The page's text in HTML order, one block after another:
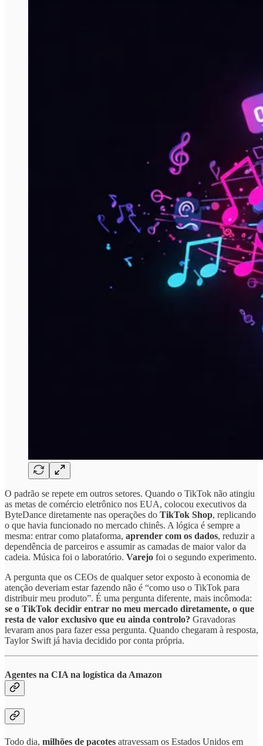
O padrão se repete em outros setores. Quando o TikTok não atingiu
as metas de comércio eletrônico nos EUA, colocou executivos da
ByteDance diretamente nas operações do TikTok Shop, replicando
o que havia funcionado no mercado chinês. A lógica é sempre a
mesma: entrar como plataforma, aprender com os dados, reduzir a
dependência de parceiros e assumir as camadas de maior valor da
cadeia. Música foi o laboratório. Varejo foi o segundo experimento.
A pergunta que os CEOs de qualquer setor exposto à economia de
atenção deveriam estar fazendo não é “como uso o TikTok para
distribuir meu produto”. É uma pergunta diferente, mais incômoda:
se o TikTok decidir entrar no meu mercado diretamente, o que
resta de valor exclusivo que eu ainda controlo? Gravadoras
levaram anos para fazer essa pergunta. Quando chegaram à resposta,
Taylor Swift já havia decidido por conta própria.
Agentes na CIA na logística da Amazon
Todo dia, milhões de pacotes atravessam os Estados Unidos em